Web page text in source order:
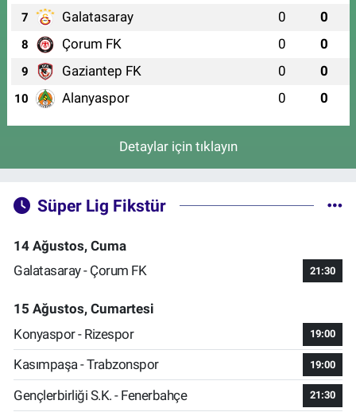
7 Galatasaray 0 0
8 Çorum FK 0 0
9 Gaziantep FK 0 0
10 Alanyaspor 0 0
Detaylar için tıklayın
Süper Lig Fikstür
14 Ağustos, Cuma
Galatasaray - Çorum FK
21:30
15 Ağustos, Cumartesi
Konyaspor - Rizespor
19:00
Kasımpaşa - Trabzonspor 19:00
Gençlerbirliği S.K. - Fenerbahçe 21:30